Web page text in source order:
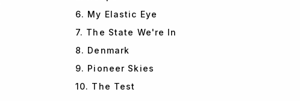
6. My Elastic Eye
7. The State We're In
8. Denmark
9. Pioneer Skies
10. The Test